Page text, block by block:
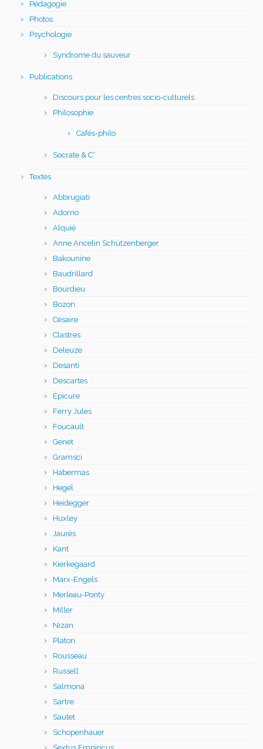
Pédagogie
Photos
Psychologie
Syndrome du sauveur
Publications
Discours pour les centres socio-culturels
Philosophie
Cafés-philo
Socrate & C°
Textes
Abbrugiati
Adorno
Alquié
Anne Ancelin Schützenberger
Bakounine
Baudrillard
Bourdieu
Bozon
Césaire
Clastres
Deleuze
Desanti
Descartes
Épicure
Ferry Jules
Foucault
Genet
Gramsci
Habermas
Hegel
Heidegger
Huxley
Jaurès
Kant
Kierkegaard
Marx-Engels
Merleau-Ponty
Miller
Nizan
Platon
Rousseau
Russell
Salmona
Sartre
Sautet
Schopenhauer